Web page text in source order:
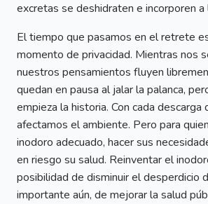
excretas se deshidraten e incorporen a
El tiempo que pasamos en el retrete
momento de privacidad. Mientras nos
nuestros pensamientos fluyen
quedan en pausa al jalar la palanca,
empieza la historia. Con cada descarga
afectamos el ambiente. Pero para
inodoro adecuado, hacer sus
en riesgo su salud. Reinventar el
posibilidad de disminuir el desperdicio
importante aún, de mejorar la salud